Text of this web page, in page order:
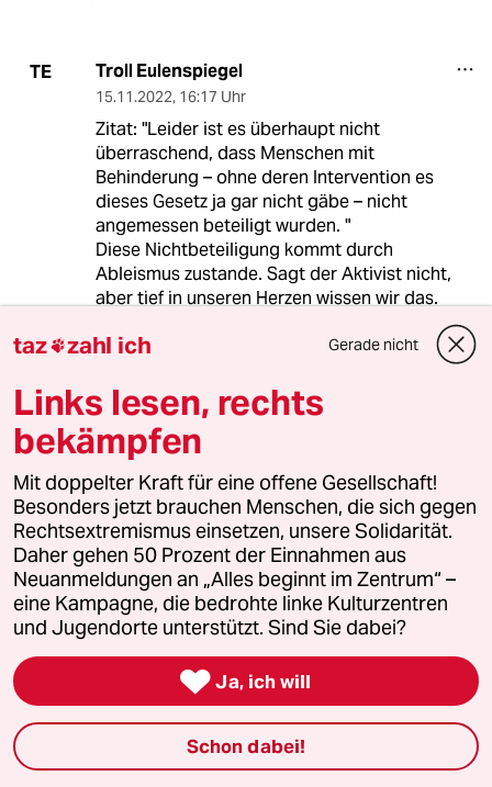
TE Troll Eulenspiegel
15.11.2022, 16:17 Uhr
Zitat: "Leider ist es überhaupt nicht
überraschend, dass Menschen mit
Behinderung – ohne deren Intervention es
dieses Gesetz ja gar nicht gäbe – nicht
angemessen beteiligt wurden. "
Diese Nichtbeteiligung kommt durch
Ableismus zustande. Sagt der Aktivist nicht,
aber tief in unseren Herzen wissen wir das.
S
15.11.2022,15:57 Uhr
Ein schwieriges Thema. Ich finde aber auch,
dass die Politik da auch das "große Ganze" im
Blick haben muss, und dann halte ich es auch
für legitim, dass eine gewisse Priorisierung
vorgenommen wird, allein schon um (in einem
hypothetischen schlimmeren Pandemiefall als
es bei COVID war) die Grundlagen der
Zivilisation aufrecht zu erhalten. Wenn z.B. viele
erkrankte Ärzte nach dem Zufalls/First-Come-
Prinzip nicht behandelt werden, und dadurch
das Gesundheitssystem weiter geschwächt
wird, wäre doch auch niemandem geholfen,
oder?
taz zahl ich Gerade nicht
Links lesen, rechts
bekämpfen
Mit doppelter Kraft für eine offene Gesellschaft!
Besonders jetzt brauchen Menschen, die sich gegen
Rechtsextremismus einsetzen, unsere Solidarität.
Daher gehen 50 Prozent der Einnahmen aus
Neuanmeldungen an „Alles beginnt im Zentrum“ –
eine Kampagne, die bedrohte linke Kulturzentren
und Jugendorte unterstützt. Sind Sie dabei?
 Ja, ich will
Schon dabei!